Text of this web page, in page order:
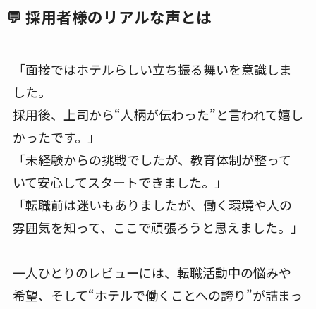
💬 採用者様のリアルな声とは
「面接ではホテルらしい立ち振る舞いを意識しま
した。
採用後、上司から“人柄が伝わった”と言われて嬉し
かったです。」
「未経験からの挑戦でしたが、教育体制が整って
いて安心してスタートできました。」
「転職前は迷いもありましたが、働く環境や人の
雰囲気を知って、ここで頑張ろうと思えました。」
一人ひとりのレビューには、転職活動中の悩みや
希望、そして“ホテルで働くことへの誇り”が詰まっ